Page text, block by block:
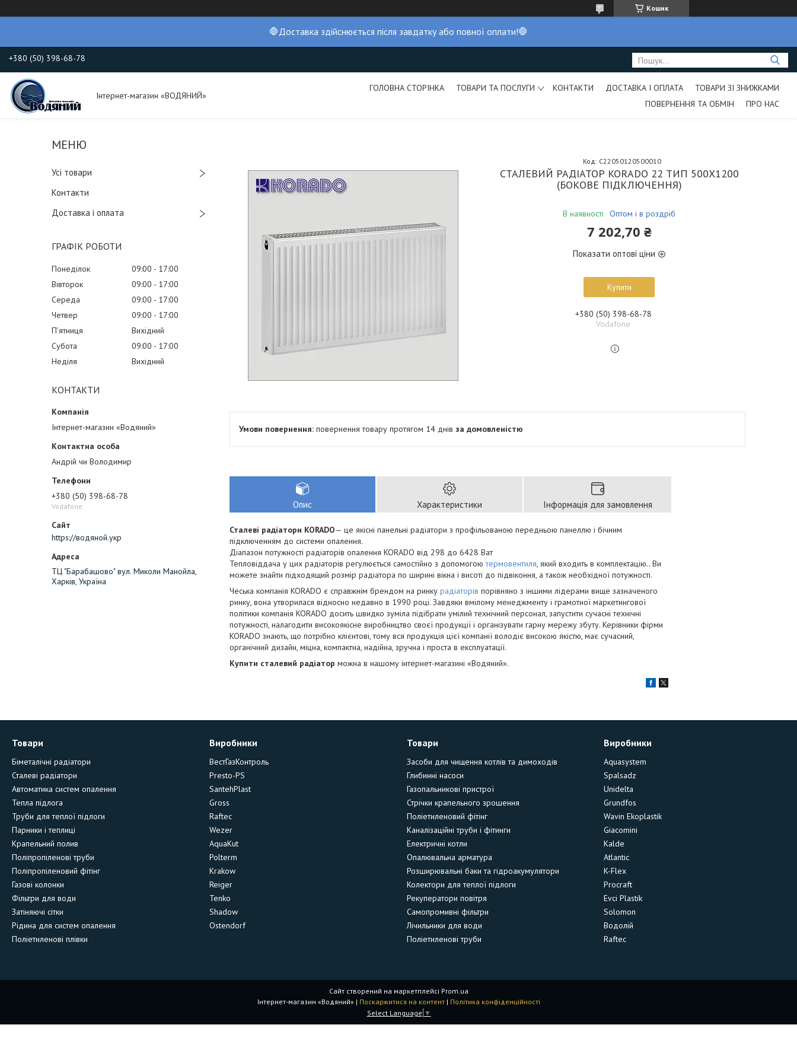
Кошик
🛑Доставка здійснюється після завдатку або повної оплати!🛑
+380 (50) 398-68-78
Інтернет-магазин «ВОДЯНИЙ»
ГОЛОВНА СТОРІНКА ТОВАРИ ТА ПОСЛУГИ КОНТАКТИ ДОСТАВКА І ОПЛАТА
ТОВАРИ ЗІ ЗНИЖКАМИ
ПОВЕРНЕННЯ ТА ОБМІН
ПРО НАС
Усі товари
Контакти
Доставка і оплата
ГРАФІК РОБОТИ
Понеділок 09:00
17:00
Вівторок
09:00
17:00
Середа
09:00
17:00
Четвер
09:00
17:00
Пʼятниця
Вихідний
Субота
09:00
17:00
Неділя
Вихідний
КОНТАКТИ
Інтернет-магазин «Водяний»
Андрій чи Володимир
+380 (50) 398-68-78
Vodafone
https://водяной.укр
ТЦ "Барабашово" вул. Миколи Манойла,
Харків, Україна
СТАЛЕВИЙ РАДІАТОР KORADO 22 ТИП 500Х1200
(БОКОВЕ ПІДКЛЮЧЕННЯ)
В наявності Оптом і в роздріб
Код: C22050120500010
7 202,70 ₴
Показати оптові ціни
Купити
+380 (50) 398-68-78
Vodafone
повернення товару протягом 14 днів за домовленістю
Опис Характеристики Інформація для замовлення
Сталеві радіатори KORADO— це якісні панельні радіатори з профільованою передньою панеллю і бічним
підключенням до системи опалення.
Діапазон потужності радіаторів опалення KORADO від 298 до 6428 Ват
Тепловіддача у цих радіаторів регулюється самостійно з допомогоютермовентиля, який входить в комплектацію.. Ви
можете знайти підходящий розмір радіатора по ширині вікна і висоті до підвіконня, а також необхідної потужності.
Чеська компанія KORADO є справжнім брендом на ринку радіаторів порівняно з іншими лідерами вище зазначеного
ринку, вона утворилася відносно недавно в 1990 році. Завдяки вмілому менеджменту і грамотної маркетингової
політики компанія KORADO досить швидко зуміла підібрати умілий технічний персонал, запустити сучасні технічні
потужності, налагодити високоякісне виробництво своєї продукції і організувати гарну мережу збуту. Керівники фірми
KORADO знають, що потрібно клієнтові, тому вся продукція цієї компанії володіє високою якістю, має сучасний,
органічний дизайн, міцна, компактна, надійна, зручна і проста в експлуатації.
Купити сталевий радіатор можна в нашому інтернет-магазині «Водяний».
Товари
Біметалічні радіатори
Сталеві радіатори
Автоматика систем опалення
Тепла підлога
Труби для теплої підлоги
Парники і теплиці
Крапельний полив
Поліпропіленові труби
Поліпропіленовий фітінг
Газові колонки
Фільтри для води
Затіняючі сітки
Рідина для систем опалення
Поліетиленові плівки
Виробники
ВестГазКонтроль
Presto-PS
SantehPlast
Gross
Raftec
Wezer
AquaKut
Polterm
Krakow
Reiger
Tenko
Shadow
Ostendorf
Товари
Засоби для чищення котлів та димоходів
Глибинні насоси
Газопальникові пристрої
Стрічки крапельного зрошення
Поліетиленовий фітінг
Каналізаційні труби і фітинги
Електричні котли
Опалювальна арматура
Розширювальні баки та гідроакумулятори
Колектори для теплої підлоги
Рекуператори повітря
Самопромивні фільтри
Лічильники для води
Поліетиленові труби
Виробники
Aquasystem
Spalsadz
Unidelta
Grundfos
Wavin Ekoplastik
Giacomini
Kalde
Atlantic
K-Flex
Procraft
Evci Plastik
Solomon
Водолій
Raftec
Сайт створений на маркетплейсі Prom.ua
Інтернет-магазин «Водяний» | Поскаржитися на контент | Політика конфіденційності
Select Language ▼